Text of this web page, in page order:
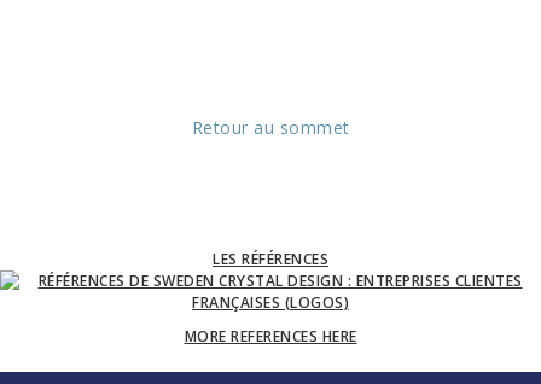
Retour au sommet
LES RÉFÉRENCES
MORE REFERENCES HERE